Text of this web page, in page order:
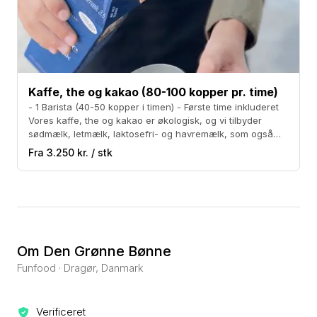
alle typer af personlig branding. Til det større
arrangement kan vi tilbyde at printe unikke kopper
med dit eget logo eller design, mens vi til mindre
arrangementer kan tilbyde hvide neutrale kopper
med jeres eget unikke klistermærke påsat. Vi kan
lave et banner som dækker vores kaffe bar. Eller
ønsker du at gå all in med en fuld foliering af hele
kaffen bilen, kort sagt det er kun vores fælles
fantasi der sætter grænsen.
Kaffe, the og kakao (80-100 kopper pr. time)
- 1 Barista (40-50 kopper i timen) - Første time inkluderet
Vores kaffe, the og kakao er økologisk, og vi tilbyder
sødmælk, letmælk, laktosefri- og havremælk, som også
alle er økologisk. Derudover er vores kopper, låg, mv. alle
bionedbrydelige. Vores sortiment: - Espresso dobbelt -
Americano - Cappuccino - Cafe Latte - Flat White -
Fra 3.250 kr. / stk
Om Den Grønne Bønne
Funfood · Dragør, Danmark
Verificeret